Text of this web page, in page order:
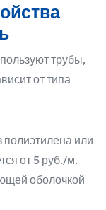
трубы,
от типа
или
от 5 руб./м.
оболочкой